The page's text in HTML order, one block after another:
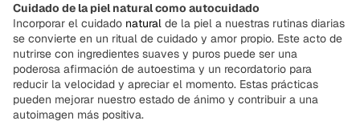
Cuidado de la piel natural como autocuidado
Incorporar el cuidado natural de la piel a nuestras rutinas diarias
se convierte en un ritual de cuidado y amor propio. Este acto de
nutrirse con ingredientes suaves y puros puede ser una
poderosa afirmación de autoestima y un recordatorio para
reducir la velocidad y apreciar el momento. Estas prácticas
pueden mejorar nuestro estado de ánimo y contribuir a una
autoimagen más positiva.